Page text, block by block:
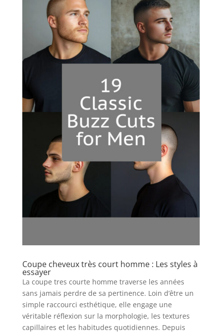
Coupe cheveux très court homme : Les styles à
essayer
La coupe tres courte homme traverse les années
sans jamais perdre de sa pertinence. Loin d’être un
simple raccourci esthétique, elle engage une
véritable réflexion sur la morphologie, les textures
capillaires et les habitudes quotidiennes. Depuis